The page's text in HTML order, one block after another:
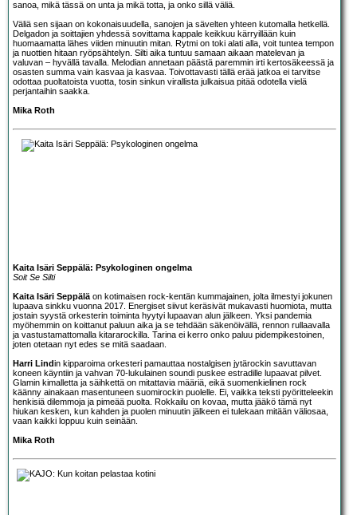
sanoa, mikä tässä on unta ja mikä totta, ja onko sillä väliä.
Väliä sen sijaan on kokonaisuudella, sanojen ja sävelten yhteen kutomalla hetkellä.
Delgadon ja soittajien yhdessä sovittama kappale keikkuu kärryillään kuin
huomaamatta lähes viiden minuutin mitan. Rytmi on toki alati alla, voit tuntea tempon
ja nuottien hitaan ryöpsähtelyn. Silti aika tuntuu samaan aikaan matelevan ja
valuvan – hyvällä tavalla. Melodian annetaan päästä paremmin irti kertosäkeessä ja
osasten summa vain kasvaa ja kasvaa. Toivottavasti tällä erää jatkoa ei tarvitse
odottaa puoltatoista vuotta, tosin sinkun virallista julkaisua pitää odotella vielä
perjantaihin saakka.
Mika Roth
Kaita Isäri Seppälä: Psykologinen ongelma
Soit Se Silti
Kaita Isäri Seppälä on kotimaisen rock-kentän kummajainen, jolta ilmestyi jokunen
lupaava sinkku vuonna 2017. Energiset siivut keräsivät mukavasti huomiota, mutta
jostain syystä orkesterin toiminta hyytyi lupaavan alun jälkeen. Yksi pandemia
myöhemmin on koittanut paluun aika ja se tehdään säkenöivällä, rennon rullaavalla
ja vastustamattomalla kitararockilla. Tarina ei kerro onko paluu pidempikestoinen,
joten otetaan nyt edes se mitä saadaan.
Harri Lindin kipparoima orkesteri pamauttaa nostalgisen jytärockin savuttavan
koneen käyntiin ja vahvan 70-lukulainen soundi puskee estradille lupaavat pilvet.
Glamin kimalletta ja säihkettä on mitattavia määriä, eikä suomenkielinen rock
käänny ainakaan masentuneen suomirockin puolelle. Ei, vaikka teksti pyöritteleekin
henkisiä dilemmoja ja pimeää puolta. Rokkailu on kovaa, mutta jääkö tämä nyt
hiukan kesken, kun kahden ja puolen minuutin jälkeen ei tulekaan mitään väliosaa,
vaan kaikki loppuu kuin seinään.
Mika Roth